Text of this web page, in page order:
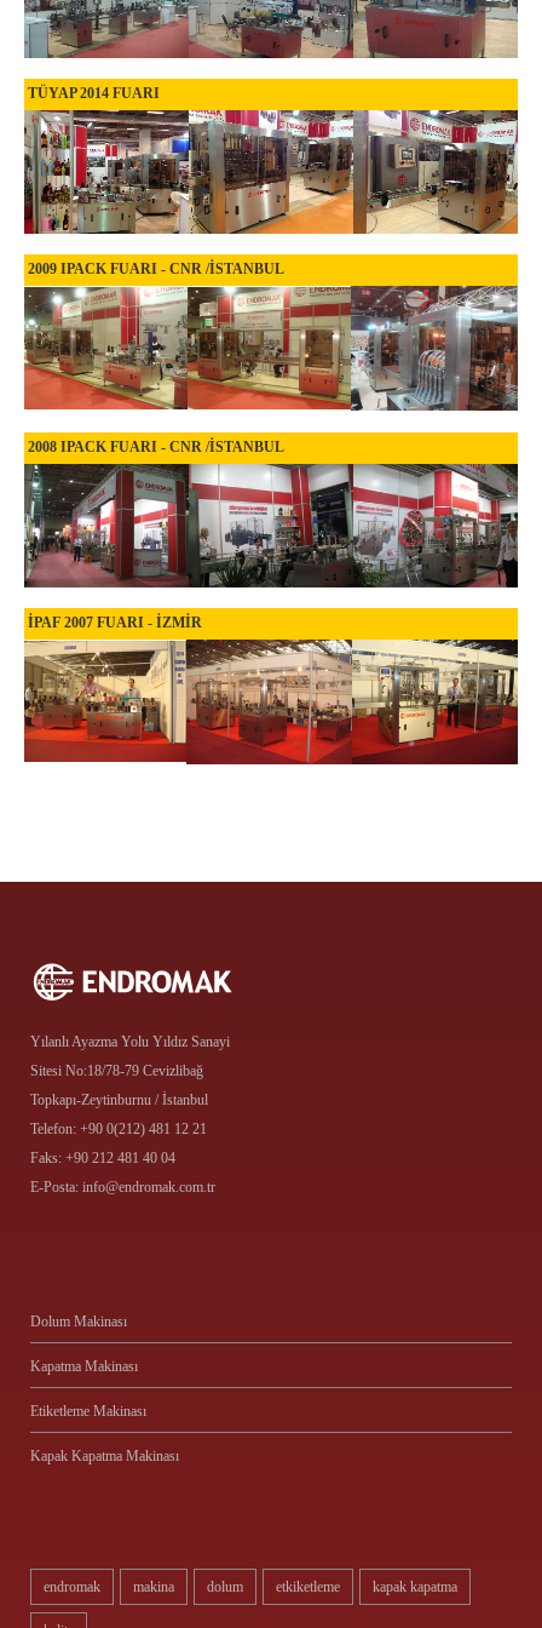
TÜYAP 2014 FUARI
2009 IPACK FUARI - CNR /İSTANBUL
2008 IPACK FUARI - CNR /İSTANBUL
İPAF 2007 FUARI - İZMİR
Yılanlı Ayazma Yolu Yıldız Sanayi
Sitesi No:18/78-79 Cevizlibağ
Topkapı-Zeytinburnu / İstanbul
Telefon: +90 0(212) 481 12 21
Faks: +90 212 481 40 04
E-Posta: info@endromak.com.tr
Dolum Makinası
Kapatma Makinası
Etiketleme Makinası
Kapak Kapatma Makinası
endromak makina dolum etkiketleme kapak kapatma